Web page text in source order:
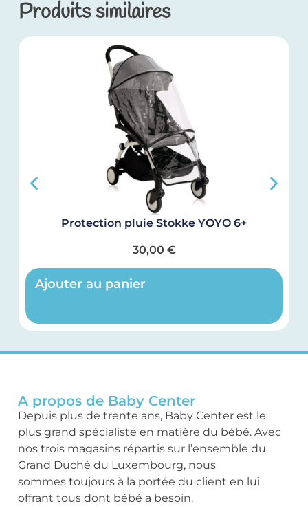
Produits similaires
Protection pluie Stokke YOYO 6+
30,00 €
Ajouter au panier
A propos de Baby Center
Depuis plus de trente ans, Baby Center est le
plus grand spécialiste en matière du bébé. Avec
nos trois magasins répartis sur l’ensemble du
Grand Duché du Luxembourg, nous
sommes toujours à la portée du client en lui
offrant tous dont bébé a besoin.